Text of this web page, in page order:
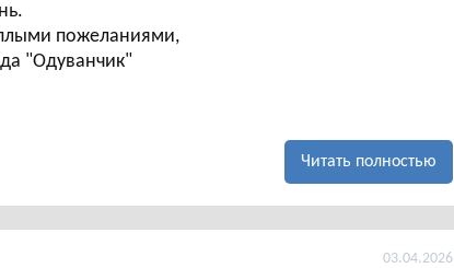
пожеланиями,
"Одуванчик"
Читать полностью
03.04.2026